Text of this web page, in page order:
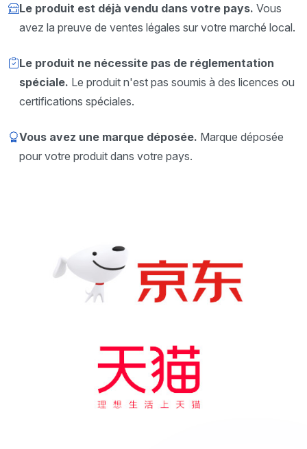
Le produit est déjà vendu dans votre pays. Vous
avez la preuve de ventes légales sur votre marché local.
Le produit ne nécessite pas de réglementation
spéciale. Le produit n'est pas soumis à des licences ou
certifications spéciales.
Vous avez une marque déposée. Marque déposée
pour votre produit dans votre pays.